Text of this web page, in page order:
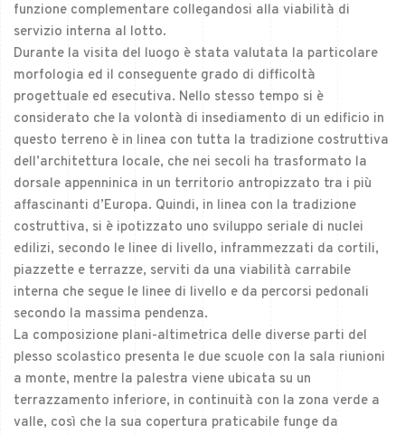
funzione complementare collegandosi alla viabilità di
servizio interna al lotto.
Durante la visita del luogo è stata valutata la particolare
morfologia ed il conseguente grado di difficoltà
progettuale ed esecutiva. Nello stesso tempo si è
considerato che la volontà di insediamento di un edificio in
questo terreno è in linea con tutta la tradizione costruttiva
dell’architettura locale, che nei secoli ha trasformato la
dorsale appenninica in un territorio antropizzato tra i più
affascinanti d’Europa. Quindi, in linea con la tradizione
costruttiva, si è ipotizzato uno sviluppo seriale di nuclei
edilizi, secondo le linee di livello, inframmezzati da cortili,
piazzette e terrazze, serviti da una viabilità carrabile
interna che segue le linee di livello e da percorsi pedonali
secondo la massima pendenza.
La composizione plani-altimetrica delle diverse parti del
plesso scolastico presenta le due scuole con la sala riunioni
a monte, mentre la palestra viene ubicata su un
terrazzamento inferiore, in continuità con la zona verde a
valle, così che la sua copertura praticabile funge da